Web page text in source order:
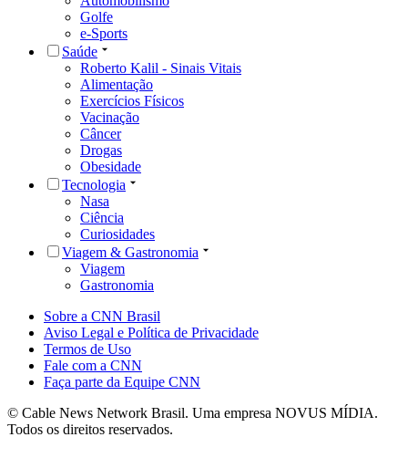
Golfe
e-Sports
Saúde
Roberto Kalil - Sinais Vitais
Alimentação
Exercícios Físicos
Vacinação
Câncer
Drogas
Obesidade
Tecnologia
Nasa
Ciência
Curiosidades
Viagem & Gastronomia
Viagem
Gastronomia
Sobre a CNN Brasil
Aviso Legal e Política de Privacidade
Termos de Uso
Fale com a CNN
Faça parte da Equipe CNN
© Cable News Network Brasil. Uma empresa NOVUS MÍDIA.
Todos os direitos reservados.